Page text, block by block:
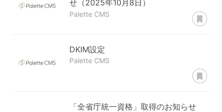
せ（2025年10月8日）
Palette CMS
DKIM設定
Palette CMS
「全省庁統一資格」取得のお知らせ